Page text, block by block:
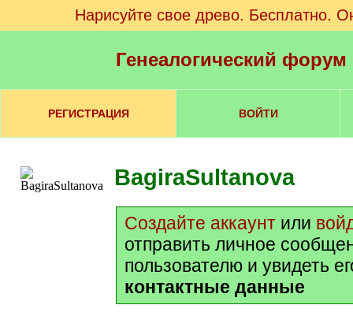
Нарисуйте свое древо. Бесплатно.
Генеалогический
РЕГИСТРАЦИЯ ВОЙТИ
BagiraSultanova
Создайте аккаунт или
отправить личное
пользователю и увидеть
контактные данные